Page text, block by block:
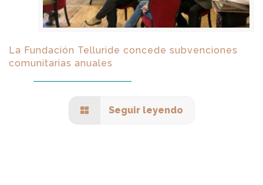
La Fundación Telluride concede subvenciones
comunitarias anuales
Seguir leyendo